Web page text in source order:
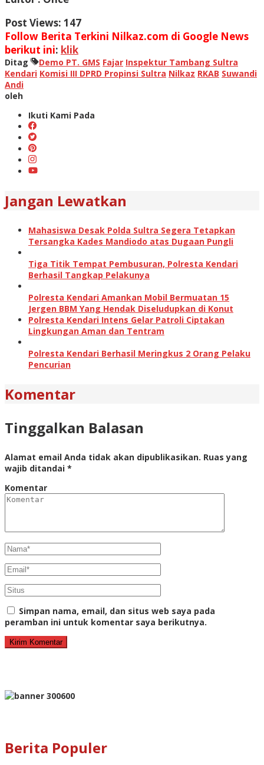
Post Views: 147
Follow Berita Terkini Nilkaz.com di Google News
berikut ini: klik
Ditag Demo PT. GMS Fajar Inspektur Tambang Sultra
Kendari Komisi III DPRD Propinsi Sultra Nilkaz RKAB Suwandi
Andi
oleh
Ikuti Kami Pada
Jangan Lewatkan
Mahasiswa Desak Polda Sultra Segera Tetapkan
Tersangka Kades Mandiodo atas Dugaan Pungli
Tiga Titik Tempat Pembusuran, Polresta Kendari
Berhasil Tangkap Pelakunya
Polresta Kendari Amankan Mobil Bermuatan 15
Jergen BBM Yang Hendak Diseludupkan di Konut
Polresta Kendari Intens Gelar Patroli Ciptakan
Lingkungan Aman dan Tentram
Polresta Kendari Berhasil Meringkus 2 Orang Pelaku
Pencurian
Komentar
Tinggalkan Balasan
Alamat email Anda tidak akan dipublikasikan. Ruas yang
wajib ditandai *
Komentar
Simpan nama, email, dan situs web saya pada
peramban ini untuk komentar saya berikutnya.
Berita Populer